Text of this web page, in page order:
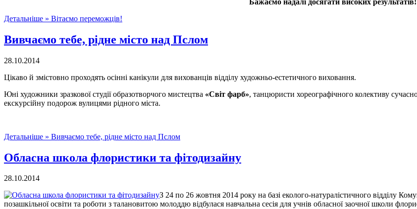
Детальніше » Вітаємо переможців!
Вивчаємо тебе, рідне місто над Пслом
28.10.2014
Цікаво й змістовно проходять осінні канікули для вихованців відділу художньо-естетичного виховання.
Юні художники зразкової студії образотворчого мистецтва «Світ фарб», танцюристи хореографічного колективу
екскурсійну подорож вулицями рідного міста.
Детальніше » Вивчаємо тебе, рідне місто над Пслом
Обласна школа флористики та фітодизайну
28.10.2014
З 24 по 26 жовтня 2014 року на базі еколого-натуралістичного відділу
позашкільної освіти та роботи з талановитою молоддю відбулася навчальна сесія для учнів обласної заочної школи